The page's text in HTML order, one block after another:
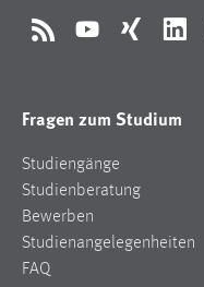
RSS YouTubeXing
Fragen zum Studium
Studiengänge
Studienberatung
Bewerben
Studienangelegenheiten
FAQ